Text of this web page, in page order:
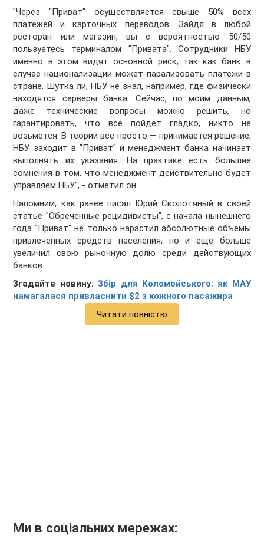
"Через "Приват" осуществляется свыше 50% всех
платежей и карточных переводов. Зайдя в любой
ресторан или магазин, вы с вероятностью 50/50
пользуетесь терминалом "Привата". Сотрудники НБУ
именно в этом видят основной риск, так как банк в
случае национализации может парализовать платежи в
стране. Шутка ли, НБУ не знал, например, где физически
находятся серверы банка. Сейчас, по моим данным,
даже технические вопросы можно решить, но
гарантировать, что все пойдет гладко, никто не
возьмется. В теории все просто — принимается решение,
НБУ заходит в "Приват" и менеджмент банка начинает
выполнять их указания. На практике есть большие
сомнения в том, что менеджмент действительно будет
управляем НБУ", - отметил он.
Напомним, как ранее писал Юрий Сколотяный в своей
статье "Обреченные рецидивисты", с начала нынешнего
года "Приват" не только нарастил абсолютные объемы
привлеченных средств населения, но и еще больше
увеличил свою рыночную долю среди действующих
банков.
Згадайте новину:Збір для Коломойського: як МАУ
намагалася привласнити $2 з кожного пасажира
Читати повністю
Ми в соціальних мережах: